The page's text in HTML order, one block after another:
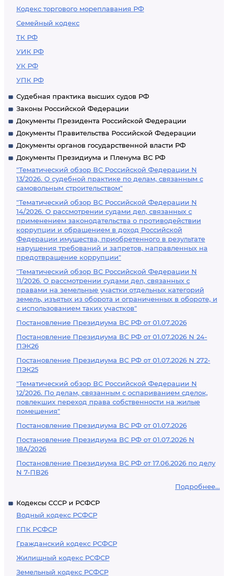
Кодекс торгового мореплавания РФ
Семейный кодекс
ТК РФ
УИК РФ
УК РФ
УПК РФ
Судебная практика высших судов РФ
Законы Российской Федерации
Документы Президента Российской Федерации
Документы Правительства Российской Федерации
Документы органов государственной власти РФ
Документы Президиума и Пленума ВС РФ
"Тематический обзор ВС Российской Федерации N
13/2026. О судебной практике по делам, связанным с
самовольным строительством"
"Тематический обзор ВС Российской Федерации N
14/2026. О рассмотрении судами дел, связанных с
применением законодательства о противодействии
коррупции и обращением в доход Российской
Федерации имущества, приобретенного в результате
нарушения требований и запретов, направленных на
предотвращение коррупции"
"Тематический обзор ВС Российской Федерации N
11/2026. О рассмотрении судами дел, связанных с
правами на земельные участки отдельных категорий
земель, изъятых из оборота и ограниченных в обороте, и
с использованием таких участков"
Постановление Президиума ВС РФ от 01.07.2026
Постановление Президиума ВС РФ от 01.07.2026 N 24-
ПЭК26
Постановление Президиума ВС РФ от 01.07.2026 N 272-
ПЭК25
"Тематический обзор ВС Российской Федерации N
12/2026. По делам, связанным с оспариванием сделок,
повлекших переход права собственности на жилые
помещения"
Постановление Президиума ВС РФ от 01.07.2026
Постановление Президиума ВС РФ от 01.07.2026 N
18А/2026
Постановление Президиума ВС РФ от 17.06.2026 по делу
N 7-ПВ26
Подробнее...
Кодексы СССР и РСФСР
Водный кодекс РСФСР
ГПК РСФСР
Гражданский кодекс РСФСР
Жилищный кодекс РСФСР
Земельный кодекс РСФСР